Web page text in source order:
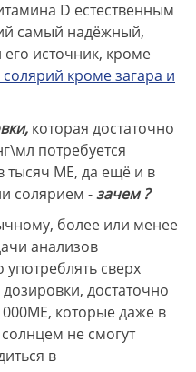
D естественным
самый надёжный,
источник, кроме
кроме загара и
которая достаточно
потребуется
тысяч МЕ, да ещё и в
солярием -зачем ?
более или менее
анализов
сверх
достаточно
которые даже в
не смогут
в